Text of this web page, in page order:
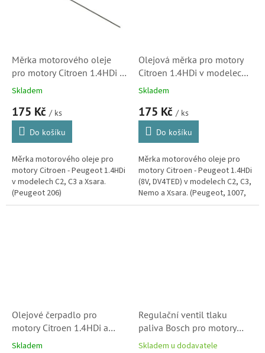
Měrka motorového oleje
pro motory Citroen 1.4HDi v
modelech C2, C3 a Xsara
Skladem
175 Kč / ks
Do košíku
Měrka motorového oleje pro
motory Citroen - Peugeot 1.4HDi
v modelech C2, C3 a Xsara.
(Peugeot 206)
Olejová měrka pro motory
Citroen 1.4HDi v modelech
C2, C3, Nemo a Xsara
Skladem
175 Kč / ks
Do košíku
Měrka motorového oleje pro
motory Citroen - Peugeot 1.4HDi
(8V, DV4TED) v modelech C2, C3,
Nemo a Xsara. (Peugeot, 1007,
207, 206, Bipper, Tepee)
Olejové čerpadlo pro
motory Citroen 1.4HDi a
1.6HDi (1001F2,
Skladem
Regulační ventil tlaku
paliva Bosch pro motory
1.6HDi a 1.4HDi Citroën a
Skladem u dodavatele